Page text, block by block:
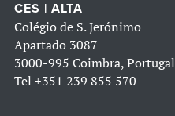
CES | ALTA
Colégio de S. Jerónimo
Apartado 3087
3000-995 Coimbra, Portugal
Tel +351 239 855 570